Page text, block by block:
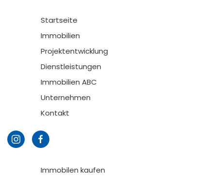
Startseite
Immobilien
Projektentwicklung
Dienstleistungen
Immobilien ABC
Unternehmen
Kontakt
Immobilen kaufen